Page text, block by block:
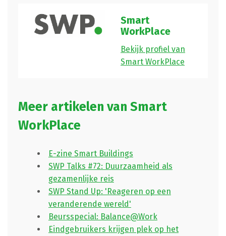
Smart
WorkPlace
Bekijk profiel van
Smart WorkPlace
Meer artikelen van Smart
WorkPlace
E-zine Smart Buildings
SWP Talks #72: Duurzaamheid als
gezamenlijke reis
SWP Stand Up: 'Reageren op een
veranderende wereld'
Beursspecial: Balance@Work
Eindgebruikers krijgen plek op het